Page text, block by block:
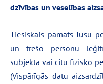
dzīvības un veselības
Tiesiskais pamats Jūsu
un trešo personu
subjekta vai citu fizisko
(Vispārīgās datu